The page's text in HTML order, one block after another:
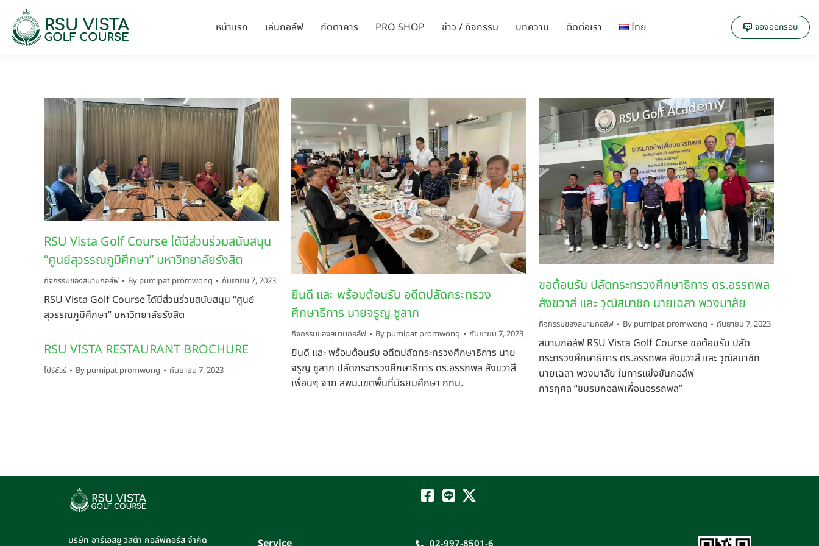
หน้าแรก เล่นกอล์ฟ ภัตตาคาร PRO SHOP ข่าว / กิจกรรม บทความ ติดต่อเรา ไทย จองออกรอบ
RSU Vista Golf Course ไดัมีส่วนร่วมสนับสนุน
“ศูนย์สุวรรณภูมิศึกษา” มหาวิทยาลัยรังสิต
กิจกรรมของสนามกอล์ฟ By pumipat promwong กันยายน 7, 2023
RSU Vista Golf Course ไดัมีส่วนร่วมสนับสนุน “ศูนย์
สุวรรณภูมิศึกษา” มหาวิทยาลัยรังสิต
ยินดี และ พร้อมต้อนรับ อดีตปลัดกระทรวง
ศึกษาธิการ นายจรูญ ชูลาภ
กิจกรรมของสนามกอล์ฟ By pumipat promwong กันยายน 7, 2023
ยินดี และ พร้อมต้อนรับ อดีตปลัดกระทรวงศึกษาธิการ นาย
จรูญ ชูลาภ ปลัดกระทรวงศึกษาธิการ ดร.อรรถพล สังขวาสี
เพื่อนๆ จาก สพม.เขตพื้นที่มัธยมศึกษา กทม.
ขอต้อนรับ ปลัดกระทรวงศึกษาธิการ ดร.อรรถพล
สังขวาสี และ วุฒิสมาชิก นายเฉลา พวงมาลัย
กิจกรรมของสนามกอล์ฟ By pumipat promwong กันยายน 7, 2023
สนามกอล์ฟ RSU Vista Golf Course ขอต้อนรับ ปลัด
กระทรวงศึกษาธิการ ดร.อรรถพล สังขวาสี และ วุฒิสมาชิก
นายเฉลา พวงมาลัย ในการแข่งขันกอล์ฟ
การกุศล “ชมรมกอล์ฟเพื่อนอรรถพล”
RSU VISTA RESTAURANT BROCHURE
โปร์ชัวร์ By pumipat promwong กันยายน 7, 2023
บริษัท อาร์เอสยู วิสต้า กอล์ฟคอร์ส จำกัด